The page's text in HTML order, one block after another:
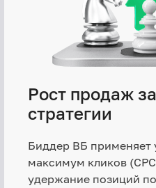
Рост продаж
стратегии
Биддер ВБ применяет
максимум кликов
удержание позиций